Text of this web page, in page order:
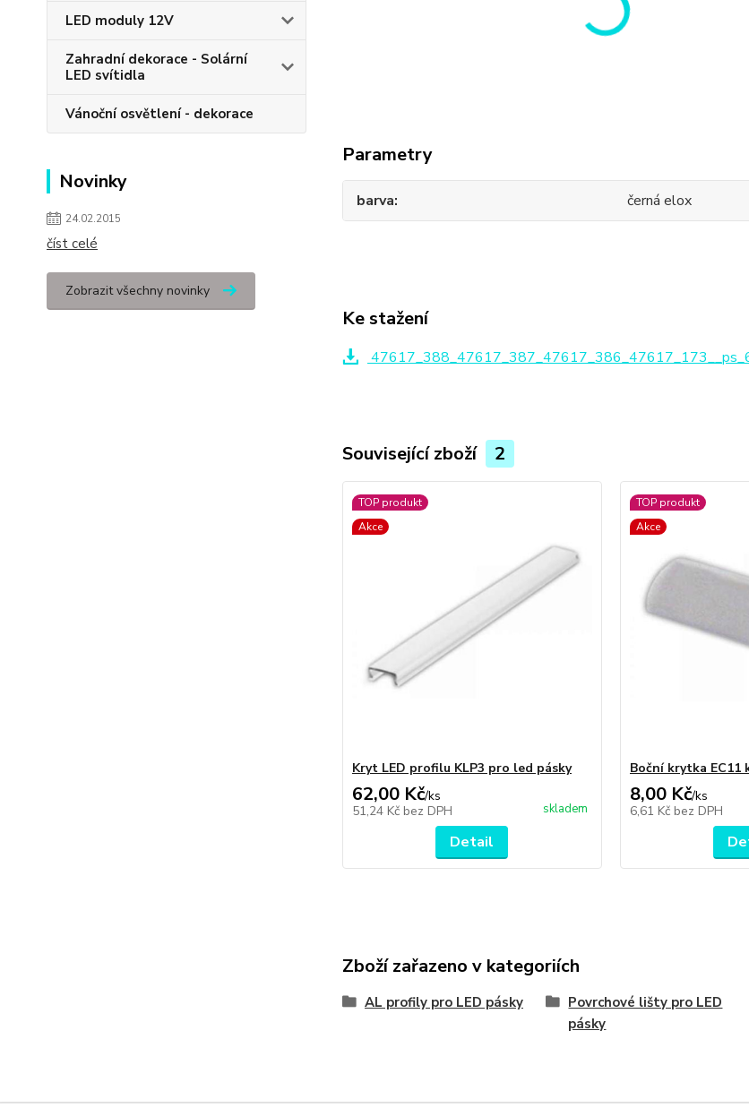
LED moduly 12V
Zahradní dekorace - Solární
LED svítidla
Vánoční osvětlení - dekorace
Novinky
24.02.2015
číst celé
Zobrazit všechny novinky
Parametry
barva černá elox
Ke stažení
Související zboží 2
TOP produkt
Akce
Kryt LED profilu KLP3 pro led pásky
62,00 Kč/ks
51,24 Kč bez DPH skladem
Detail
TOP produkt
Akce
Boční krytka EC11
8,00 Kč/ks
6,61 Kč bez DPH
Zboží zařazeno v kategoriích
AL profily pro LED pásky
Povrchové lišty pro LED
pásky